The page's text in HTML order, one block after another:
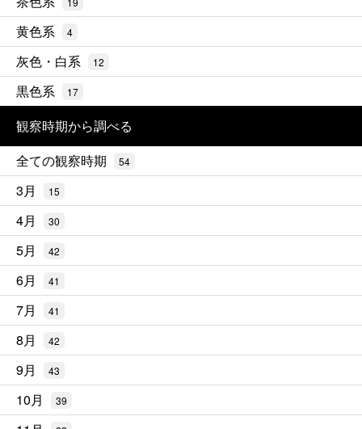
黄色系 4
灰色・白系 12
黒色系 17
観察時期から調べる
全ての観察時期
54
3月 15
4月 30
5月 42
6月 41
7月 41
8月 42
9月 43
10月 39